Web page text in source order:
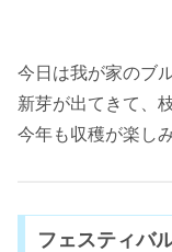
今日は我が家のブ
新芽が出てきて、
今年も収穫が楽し
フェスティバ